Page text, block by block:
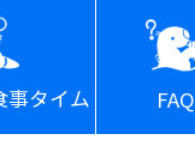
事タイム FAQ